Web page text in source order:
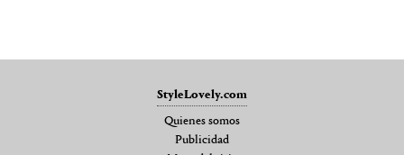
StyleLovely.com
Quienes somos
Publicidad